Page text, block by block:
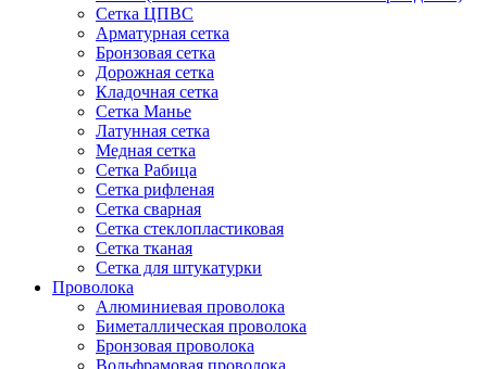
Сетка ЦПВС
Арматурная сетка
Бронзовая сетка
Дорожная сетка
Кладочная сетка
Сетка Манье
Латунная сетка
Медная сетка
Сетка Рабица
Сетка рифленая
Сетка сварная
Сетка стеклопластиковая
Сетка тканая
Сетка для штукатурки
Проволока
Алюминиевая проволока
Биметаллическая проволока
Бронзовая проволока
Вольфрамовая проволока